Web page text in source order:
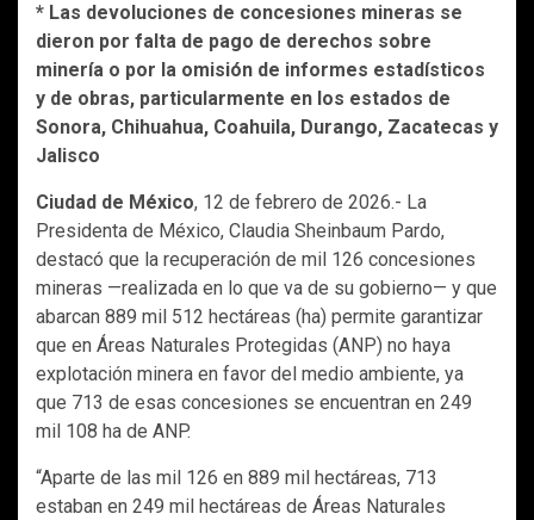
* Las devoluciones de concesiones mineras se
dieron por falta de pago de derechos sobre
minería o por la omisión de informes estadísticos
y de obras, particularmente en los estados de
Sonora, Chihuahua, Coahuila, Durango, Zacatecas y
Jalisco
Ciudad de México, 12 de febrero de 2026.- La
Presidenta de México, Claudia Sheinbaum Pardo,
destacó que la recuperación de mil 126 concesiones
mineras —realizada en lo que va de su gobierno— y que
abarcan 889 mil 512 hectáreas (ha) permite garantizar
que en Áreas Naturales Protegidas (ANP) no haya
explotación minera en favor del medio ambiente, ya
que 713 de esas concesiones se encuentran en 249
mil 108 ha de ANP.
“Aparte de las mil 126 en 889 mil hectáreas, 713
estaban en 249 mil hectáreas de Áreas Naturales